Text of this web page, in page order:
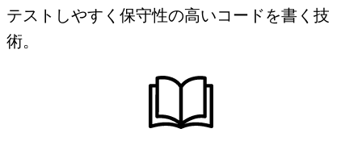
テストしやすく保守性の高いコードを書く技
術。